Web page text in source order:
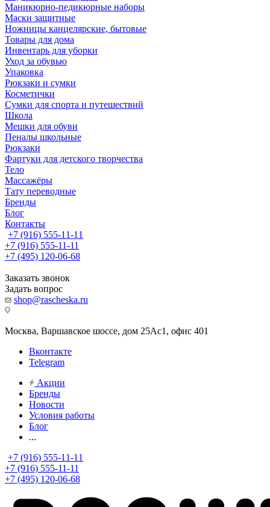
Маникюрно-педикюрные наборы
Маски защитные
Ножницы канцелярские, бытовые
Товары для дома
Инвентарь для уборки
Уход за обувью
Упаковка
Рюкзаки и сумки
Косметички
Сумки для спорта и путешествий
Школа
Мешки для обуви
Пеналы школьные
Рюкзаки
Фартуки для детского творчества
Тело
Массажёры
Тату переводные
Бренды
Блог
Контакты
+7 (916) 555-11-11
+7 (916) 555-11-11
+7 (495) 120-06-68
Заказать звонок
Задать вопрос
shop@rascheska.ru
Москва, Варшавское шоссе, дом 25Аc1, офис 401
Вконтакте
Telegram
Акции
Бренды
Новости
Условия работы
Блог
...
+7 (916) 555-11-11
+7 (916) 555-11-11
+7 (495) 120-06-68